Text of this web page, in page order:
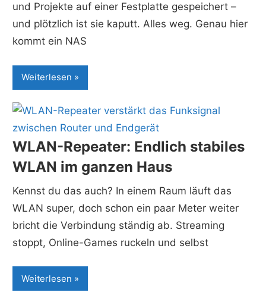
und Projekte auf einer Festplatte gespeichert –
und plötzlich ist sie kaputt. Alles weg. Genau hier
kommt ein NAS
Weiterlesen
WLAN-Repeater: Endlich stabiles
WLAN im ganzen Haus
Kennst du das auch? In einem Raum läuft das
WLAN super, doch schon ein paar Meter weiter
bricht die Verbindung ständig ab. Streaming
stoppt, Online-Games ruckeln und selbst
Weiterlesen